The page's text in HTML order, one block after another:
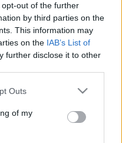
out of the further
by third parties on the
This information may
on the IAB’s List of
further disclose it to other
one or more Google
You may click to
its third-party tags to
in below Google
Outs
of my
García (lesión muscular),
Fati (lesión
muscular).
ataque. Gavi podría jugar
Traoré parte con